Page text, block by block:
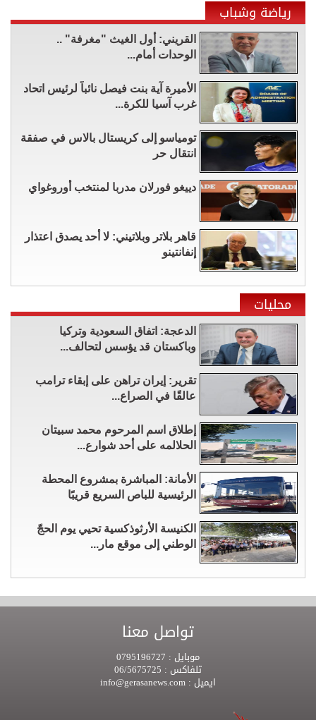
رياضة وشباب
القريني: أول الغيث "مغرفة" ..
الوحدات أمام...
الأميرة آية بنت فيصل نائباً لرئيس اتحاد
غرب آسيا للكرة...
تومياسو إلى كريستال بالاس في صفقة
انتقال حر
دييغو فورلان مدربا لمنتخب أوروغواي
قاهر بلاتر وبلاتيني: لا أحد يصدق اعتذار
إنفانتينو
محليات
الدعجة: اتفاق السعودية وتركيا
وباكستان قد يؤسس لتحالف...
تقرير: إيران تراهن على إبقاء ترامب
عالقًا في الصراع...
إطلاق اسم المرحوم محمد سبيتان
الحلالمه على أحد شوارع...
الأمانة: المباشرة بمشروع المحطة
الرئيسية للباص السريع قريبًا
الكنيسة الأرثوذكسية تحيي يوم الحجّ
الوطني إلى موقع مار...
تواصل معنا
موبايل :
تلفاكس :
ايميل :